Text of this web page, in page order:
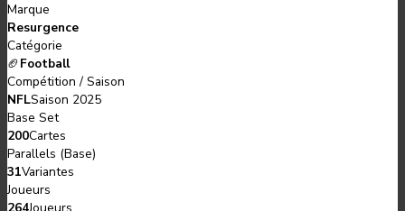
Marque
Resurgence
Catégorie
🏈 Football
Compétition / Saison
NFLSaison 2025
Base Set
200Cartes
Parallels (Base)
31Variantes
Joueurs